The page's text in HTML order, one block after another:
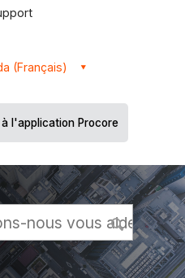
(Français)
l'application Procore